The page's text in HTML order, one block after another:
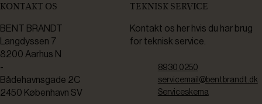
KONTAKT OS
BENT BRANDT
Langdyssen 7
8200 Aarhus N
-
Bådehavnsgade 2C
2450 København SV
TEKNISK SERVICE
Kontakt os her hvis du har brug
for teknisk service.
8930 0250
servicemail@bentbrandt.dk
Serviceskema